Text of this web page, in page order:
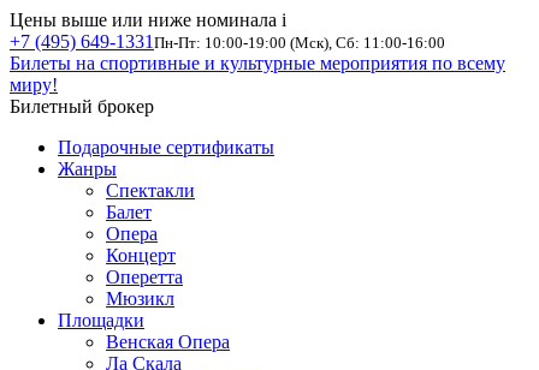
Цены выше или ниже номинала i
+7 (495) 649-1331 Пн-Пт: 10:00-19:00 (Мск), Сб: 11:00-16:00
Билеты на спортивные и культурные мероприятия по всему
миру!
Билетный брокер
Подарочные сертификаты
Жанры
Спектакли
Балет
Опера
Концерт
Оперетта
Мюзикл
Площадки
Венская Опера
Ла Скала